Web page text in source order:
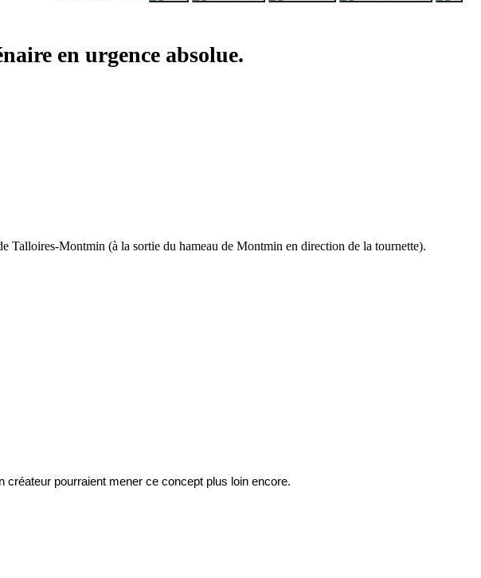
en urgence absolue.
Talloires-Montmin (à la sortie du hameau de Montmin en direction de la tournette).
créateur pourraient mener ce concept plus loin encore.